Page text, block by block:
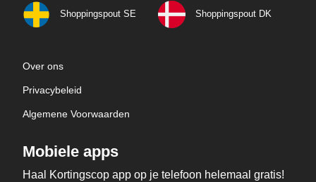
Shoppingspout SE Shoppingspout DK
Over ons
Privacybeleid
Algemene Voorwaarden
Mobiele apps
Haal Kortingscop app op je telefoon helemaal gratis!